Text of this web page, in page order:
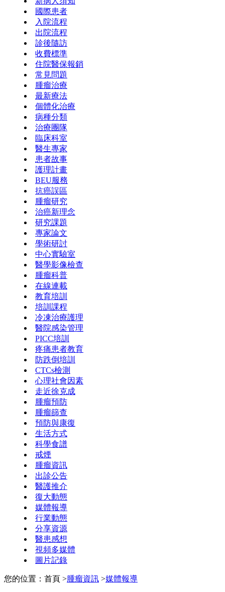
國際患者
入院流程
出院流程
診後隨訪
收費標準
住院醫保報銷
常見問題
腫瘤治療
最新療法
個體化治療
病種分類
治療團隊
臨床科室
醫生專家
患者故事
護理計畫
BEU服務
抗癌誤區
腫瘤研究
治癌新理念
研究課題
專家論文
學術研討
中心實驗室
醫學影像檢查
腫瘤科普
在線連載
教育培訓
培訓課程
冷凍治療護理
醫院感染管理
PICC培訓
疼痛患者教育
防跌倒培訓
CTCs檢測
心理社會因素
走近徐克成
腫瘤預防
腫瘤篩查
預防與康復
生活方式
科學食譜
戒煙
腫瘤資訊
出診公告
醫護推介
復大動態
媒體報導
行業動態
分享資源
醫患感想
視頻多媒體
圖片記錄
您的位置：首頁 >腫瘤資訊 >媒體報導